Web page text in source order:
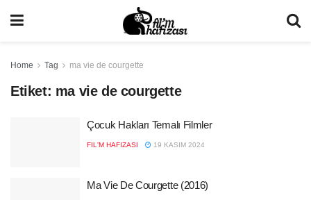
Home Tag ma vie de courgette
Etiket: ma vie de courgette
Çocuk Hakları Temalı Filmler
FIL'M HAFIZASI 19 KASIM 2024
Ma Vie De Courgette (2016)